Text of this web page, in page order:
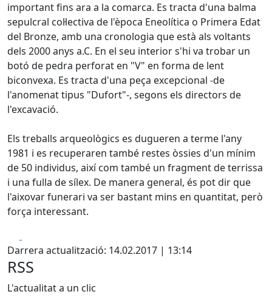
important fins ara a la comarca. Es tracta d'una balma
sepulcral col·lectiva de l'època Eneolítica o Primera Edat
del Bronze, amb una cronologia que està als voltants
dels 2000 anys a.C. En el seu interior s'hi va trobar un
botó de pedra perforat en "V" en forma de lent
biconvexa. Es tracta d'una peça excepcional -de
l'anomenat tipus "Dufort"-, segons els directors de
l'excavació.
Els treballs arqueològics es dugueren a terme l'any
1981 i es recuperaren també restes òssies d'un mínim
de 50 individus, així com també un fragment de terrissa
i una fulla de sílex. De manera general, és pot dir que
l'aixovar funerari va ser bastant mins en quantitat, però
força interessant.
Darrera actualització: 14.02.2017 | 13:14
RSS
L'actualitat a un clic